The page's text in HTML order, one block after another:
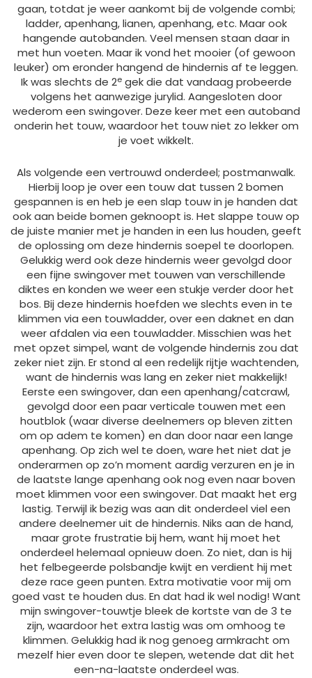
gaan, totdat je weer aankomt bij de volgende combi;
ladder, apenhang, lianen, apenhang, etc. Maar ook
hangende autobanden. Veel mensen staan daar in
met hun voeten. Maar ik vond het mooier (of gewoon
leuker) om eronder hangend de hindernis af te leggen.
Ik was slechts de 2egek die dat vandaag probeerde
volgens het aanwezige jurylid. Aangesloten door
wederom een swingover. Deze keer met een autoband
onderin het touw, waardoor het touw niet zo lekker om
je voet wikkelt.
Als volgende een vertrouwd onderdeel; postmanwalk.
Hierbij loop je over een touw dat tussen 2 bomen
gespannen is en heb je een slap touw in je handen dat
ook aan beide bomen geknoopt is. Het slappe touw op
de juiste manier met je handen in een lus houden, geeft
de oplossing om deze hindernis soepel te doorlopen.
Gelukkig werd ook deze hindernis weer gevolgd door
een fijne swingover met touwen van verschillende
diktes en konden we weer een stukje verder door het
bos. Bij deze hindernis hoefden we slechts even in te
klimmen via een touwladder, over een daknet en dan
weer afdalen via een touwladder. Misschien was het
met opzet simpel, want de volgende hindernis zou dat
zeker niet zijn. Er stond al een redelijk rijtje wachtenden,
want de hindernis was lang en zeker niet makkelijk!
Eerste een swingover, dan een apenhang/catcrawl,
gevolgd door een paar verticale touwen met een
houtblok (waar diverse deelnemers op bleven zitten
om op adem te komen) en dan door naar een lange
apenhang. Op zich wel te doen, ware het niet dat je
onderarmen op zo’n moment aardig verzuren en je in
de laatste lange apenhang ook nog even naar boven
moet klimmen voor een swingover. Dat maakt het erg
lastig. Terwijl ik bezig was aan dit onderdeel viel een
andere deelnemer uit de hindernis. Niks aan de hand,
maar grote frustratie bij hem, want hij moet het
onderdeel helemaal opnieuw doen. Zo niet, dan is hij
het felbegeerde polsbandje kwijt en verdient hij met
deze race geen punten. Extra motivatie voor mij om
goed vast te houden dus. En dat had ik wel nodig! Want
mijn swingover-touwtje bleek de kortste van de 3 te
zijn, waardoor het extra lastig was om omhoog te
klimmen. Gelukkig had ik nog genoeg armkracht om
mezelf hier even door te slepen, wetende dat dit het
een-na-laatste onderdeel was.